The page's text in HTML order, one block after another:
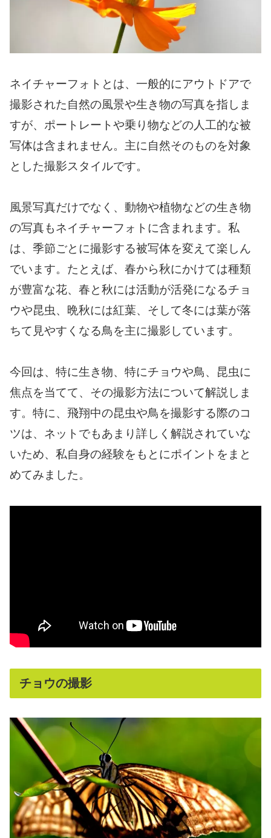
ネイチャーフォトとは、一般的にアウトドアで
撮影された自然の風景や生き物の写真を指しま
すが、ポートレートや乗り物などの人工的な被
写体は含まれません。主に自然そのものを対象
とした撮影スタイルです。
風景写真だけでなく、動物や植物などの生き物
の写真もネイチャーフォトに含まれます。私
は、季節ごとに撮影する被写体を変えて楽しん
でいます。たとえば、春から秋にかけては種類
が豊富な花、春と秋には活動が活発になるチョ
ウや昆虫、晩秋には紅葉、そして冬には葉が落
ちて見やすくなる鳥を主に撮影しています。
今回は、特に生き物、特にチョウや鳥、昆虫に
焦点を当てて、その撮影方法について解説しま
す。特に、飛翔中の昆虫や鳥を撮影する際のコ
ツは、ネットでもあまり詳しく解説されていな
いため、私自身の経験をもとにポイントをまと
めてみました。
チョウの撮影